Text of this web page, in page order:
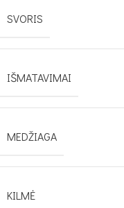
SVORIS
IŠMATAVIMAI
MEDŽIAGA
KILMĖ